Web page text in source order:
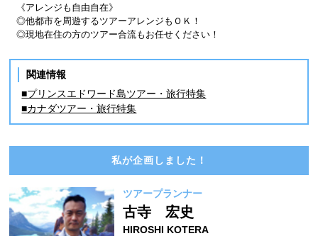
《アレンジも自由自在》
◎他都市を周遊するツアーアレンジもＯＫ！
◎現地在住の方のツアー合流もお任せください！
関連情報
■プリンスエドワード島ツアー・旅行特集
■カナダツアー・旅行特集
私が企画しました！
ツアープランナー
古寺 宏史
HIROSHI KOTERA